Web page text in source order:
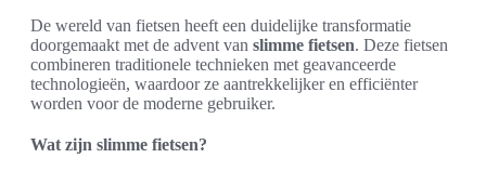
De wereld van fietsen heeft een duidelijke transformatie
doorgemaakt met de advent van slimme fietsen. Deze fietsen
combineren traditionele technieken met geavanceerde
technologieën, waardoor ze aantrekkelijker en efficiënter
worden voor de moderne gebruiker.
Wat zijn slimme fietsen?